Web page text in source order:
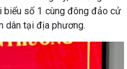
số 1 cùng đông đảo cử
dân tại địa phương.